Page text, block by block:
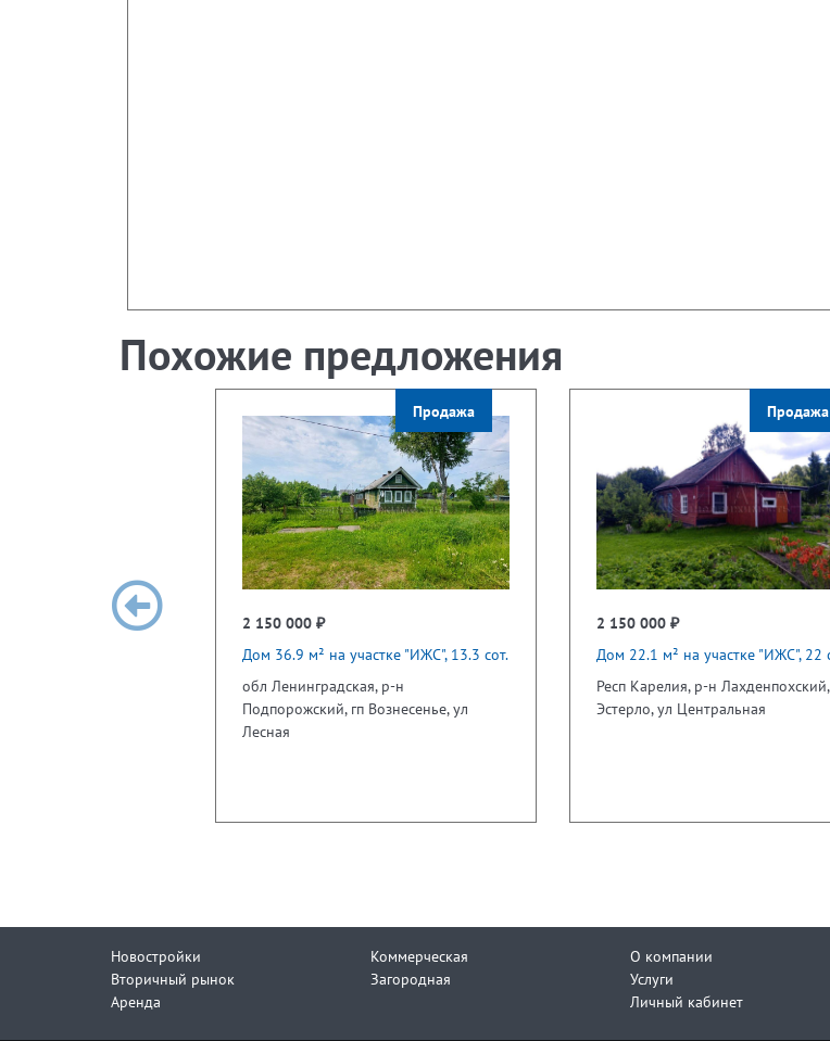
Похожие предложения
Продажа
2 150 000 ₽
Дом 36.9 м² на участке "ИЖС", 13.3 сот.
обл Ленинградская, р-н
Подпорожский, гп Вознесенье, ул
Лесная
Продажа
2 150 000 ₽
Дом 22.1 м² на участке "ИЖС", 22
Респ Карелия, р-н
Эстерло, ул Центральная
Новостройки
Вторичный рынок
Аренда
Коммерческая
Загородная
О компании
Услуги
Личный кабинет